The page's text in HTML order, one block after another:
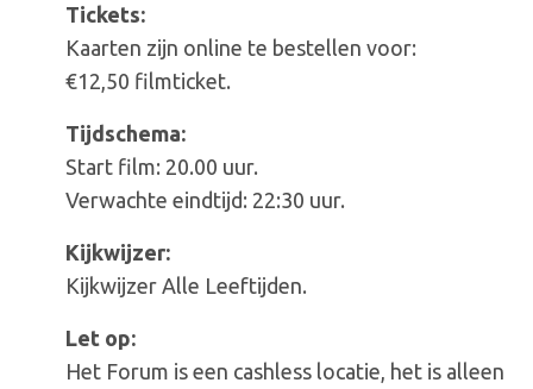
Tickets:
Kaarten zijn online te bestellen voor:
€12,50 filmticket.
Tijdschema:
Start film: 20.00 uur.
Verwachte eindtijd: 22:30 uur.
Kijkwijzer:
Kijkwijzer Alle Leeftijden.
Let op:
Het Forum is een cashless locatie, het is alleen